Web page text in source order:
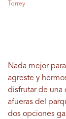
Torrey
Nada mejor
agreste y
disfrutar de una
afueras del
dos opciones